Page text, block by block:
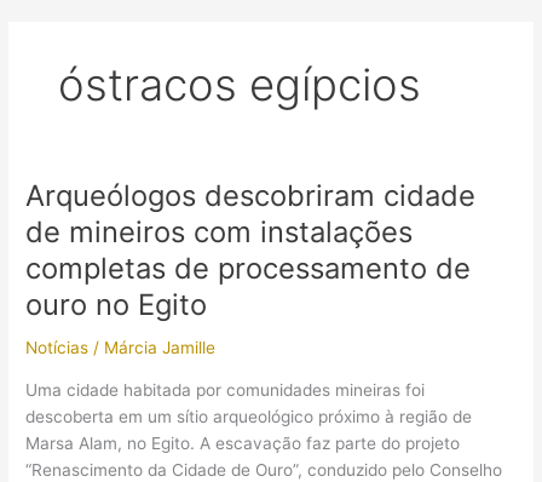
óstracos egípcios
Arqueólogos descobriram cidade
de mineiros com instalações
completas de processamento de
ouro no Egito
Notícias / Márcia Jamille
Uma cidade habitada por comunidades mineiras foi
descoberta em um sítio arqueológico próximo à região de
Marsa Alam, no Egito. A escavação faz parte do projeto
“Renascimento da Cidade de Ouro”, conduzido pelo Conselho